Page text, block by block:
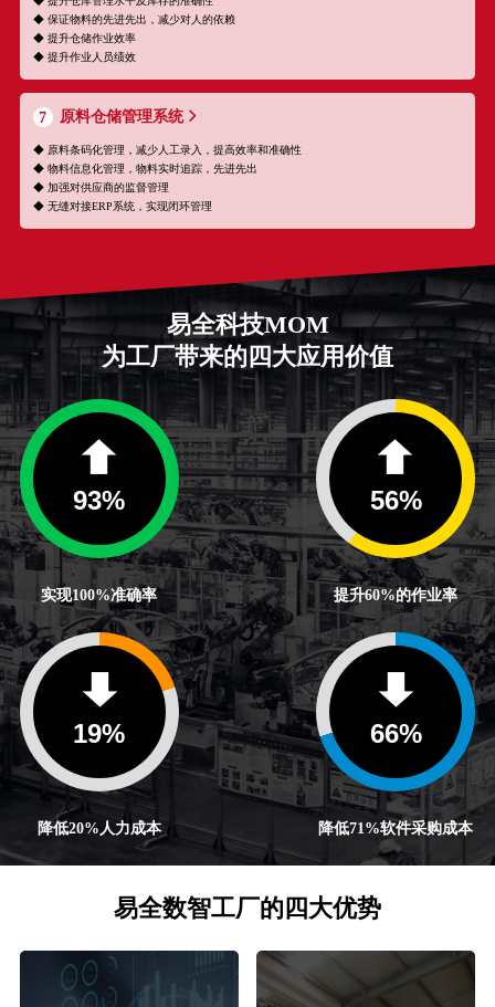
◆ 保证物料的先进先出，减少对人的依赖
◆ 提升仓储作业效率
◆ 提升作业人员绩效
7 原料仓储管理系统
◆ 原料条码化管理，减少人工录入，提高效率和准确性
◆ 物料信息化管理，物料实时追踪，先进先出
◆ 加强对供应商的监督管理
◆ 无缝对接ERP系统，实现闭环管理
易全科技MOM
为工厂带来的四大应用价值
100%
实现100%准确率
60%
提升60%的作业率
20%
降低20%人力成本
71%
降低71%软件采购成本
易全数智工厂的四大优势